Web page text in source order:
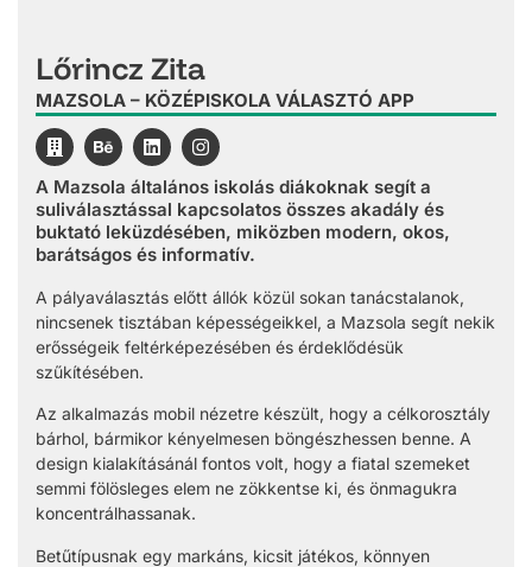
Lőrincz Zita
MAZSOLA – KÖZÉPISKOLA VÁLASZTÓ APP
A Mazsola általános iskolás diákoknak segít a
suliválasztással kapcsolatos összes akadály és
buktató leküzdésében, miközben modern, okos,
barátságos és informatív.
A pályaválasztás előtt állók közül sokan tanácstalanok,
nincsenek tisztában képességeikkel, a Mazsola segít nekik
erősségeik feltérképezésében és érdeklődésük
szűkítésében.
Az alkalmazás mobil nézetre készült, hogy a célkorosztály
bárhol, bármikor kényelmesen böngészhessen benne. A
design kialakításánál fontos volt, hogy a fiatal szemeket
semmi fölösleges elem ne zökkentse ki, és önmagukra
koncentrálhassanak.
Betűtípusnak egy markáns, kicsit játékos, könnyen